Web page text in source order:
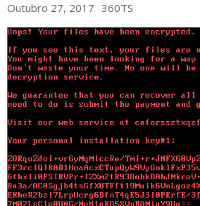
Outubro 27, 2017 360TS